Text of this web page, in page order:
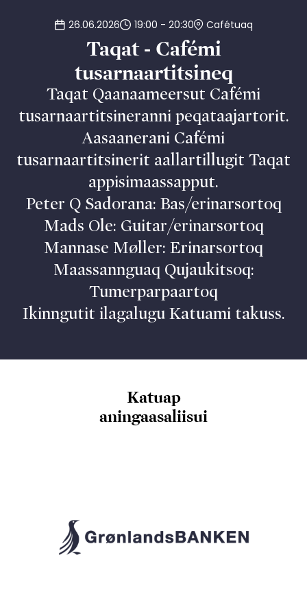
26.06.2026 19:00 - 20:30 Cafétuaq
Taqat - Cafémi
tusarnaartitsineq
Taqat Qaanaameersut Cafémi
tusarnaartitsineranni peqataajartorit.
Aasaanerani Cafémi
tusarnaartitsinerit aallartillugit Taqat
appisimaassapput.
Peter Q Sadorana: Bas/erinarsortoq
Mads Ole: Guitar/erinarsortoq
Mannase Møller: Erinarsortoq
Maassannguaq Qujaukitsoq:
Tumerparpaartoq
Ikinngutit ilagalugu Katuami takuss.
Katuap
aningaasaliisui